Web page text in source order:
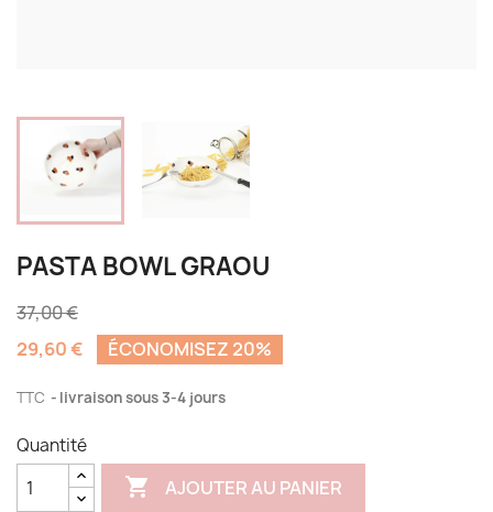
PASTA BOWL GRAOU
37,00 €
29,60 €
ÉCONOMISEZ 20%
TTC livraison sous 3-4 jours
Quantité
 AJOUTER AU PANIER